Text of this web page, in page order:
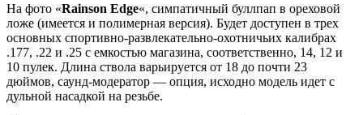
На фото «Rainson Edge«, симпатичный буллпап в ореховой
ложе (имеется и полимерная версия). Будет доступен в трех
основных спортивно-развлекательно-охотничьих калибрах
.177, .22 и .25 с емкостью магазина, соответственно, 14, 12 и
10 пулек. Длина ствола варьируется от 18 до почти 23
дюймов, саунд-модератор — опция, исходно модель идет с
дульной насадкой на резьбе.